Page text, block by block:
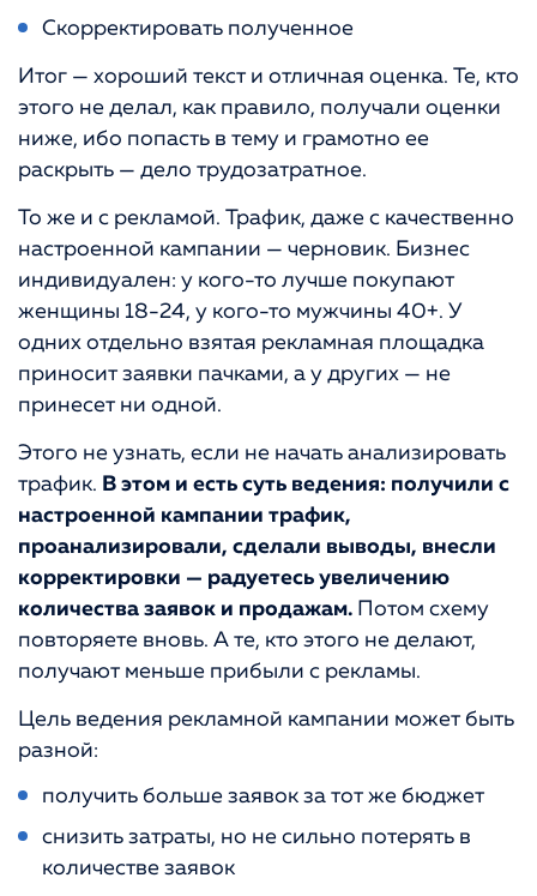
Скорректировать полученное
Итог — хороший текст и отличная оценка. Те, кто
этого не делал, как правило, получали оценки
ниже, ибо попасть в тему и грамотно ее
раскрыть — дело трудозатратное.
То же и с рекламой. Трафик, даже с качественно
настроенной кампании — черновик. Бизнес
индивидуален: у кого-то лучше покупают
женщины 18-24, у кого-то мужчины 40+. У
одних отдельно взятая рекламная площадка
приносит заявки пачками, а у других — не
принесет ни одной.
Этого не узнать, если не начать анализировать
трафик. В этом и есть суть ведения: получили с
настроенной кампании трафик,
проанализировали, сделали выводы, внесли
корректировки — радуетесь увеличению
количества заявок и продажам. Потом схему
повторяете вновь. А те, кто этого не делают,
получают меньше прибыли с рекламы.
Цель ведения рекламной кампании может быть
разной:
получить больше заявок за тот же бюджет
снизить затраты, но не сильно потерять в
количестве заявок